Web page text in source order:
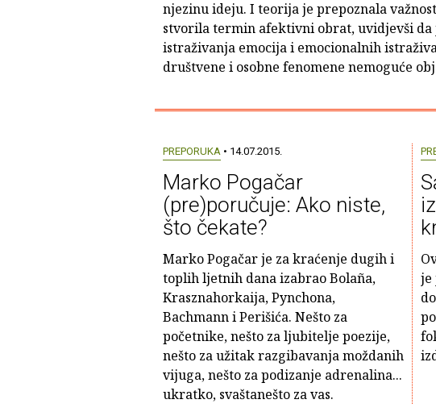
njezinu ideju. I teorija je prepoznala
stvorila termin afektivni obrat, uvidjevši da
istraživanja emocija i emocionalnih
društvene i osobne fenomene nemoguće
PREPORUKA• 14.07.2015.
Marko Pogačar
(pre)poručuje: Ako niste,
što čekate?
Marko Pogačar je za kraćenje dugih i
toplih ljetnih dana izabrao Bolaña,
Krasznahorkaija, Pynchona,
Bachmann i Perišića. Nešto za
početnike, nešto za ljubitelje poezije,
nešto za užitak razgibavanja moždanih
vijuga, nešto za podizanje adrenalina...
ukratko, svaštanešto za vas.
je